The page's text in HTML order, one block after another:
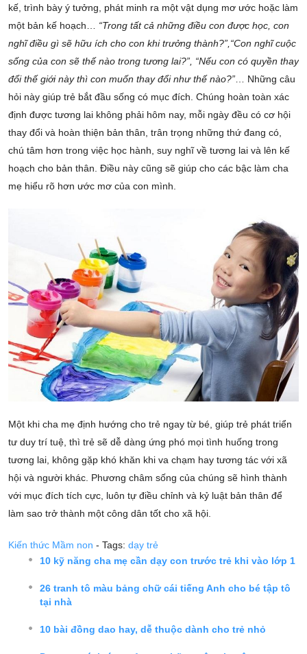
kế, trình bày ý tưởng, phát minh ra một vật dụng mơ ước hoặc làm
một bản kế hoạch… “Trong tất cả những điều con được học, con
nghĩ điều gì sẽ hữu ích cho con khi trưởng thành?”,“Con nghĩ cuộc
sống của con sẽ thế nào trong tương lai?”, “Nếu con có quyền thay
đổi thế giới này thì con muốn thay đổi như thế nào?” … Những câu
hỏi này giúp trẻ bắt đầu sống có mục đích. Chúng hoàn toàn xác
định được tương lai không phải hôm nay, mỗi ngày đều có cơ hội
thay đổi và hoàn thiện bản thân, trân trọng những thứ đang có,
chú tâm hơn trong việc học hành, suy nghĩ về tương lai và lên kế
hoạch cho bản thân. Điều này cũng sẽ giúp cho các bậc làm cha
mẹ hiểu rõ hơn ước mơ của con mình.
Một khi cha mẹ định hướng cho trẻ ngay từ bé, giúp trẻ phát triển
tư duy trí tuệ, thì trẻ sẽ dễ dàng ứng phó mọi tình huống trong
tương lai, không gặp khó khăn khi va chạm hay tương tác với xã
hội và người khác. Phương châm sống của chúng sẽ hình thành
với mục đích tích cực, luôn tự điều chỉnh và kỷ luật bản thân để
làm sao trở thành một công dân tốt cho xã hội.
Kiến thức Mầm non - Tags: dạy trẻ
10 kỹ năng cha mẹ cần dạy con trước trẻ khi vào lớp 1
26 tranh tô màu bảng chữ cái tiếng Anh cho bé tập tô
tại nhà
10 bài đồng dao hay, dễ thuộc dành cho trẻ nhỏ